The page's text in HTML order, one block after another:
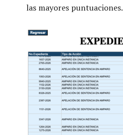
las mayores puntuaciones.